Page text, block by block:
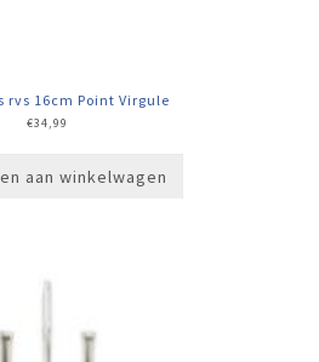
rvs 16cm Point Virgule
€34,99
aan winkelwagen